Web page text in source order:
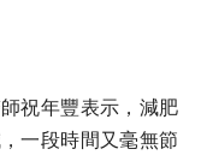
祝年豐表示，減肥
一段時間又毫無節